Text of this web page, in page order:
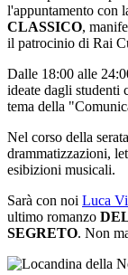
l'appuntamento con
CLASSICO,
il patrocinio di Rai
Dalle 18:00 alle
ideate dagli studenti
tema della
Nel corso della
drammatizzazioni,
esibizioni musicali.
Sarà con noi Luca
ultimo romanzo
SEGRETO. Non